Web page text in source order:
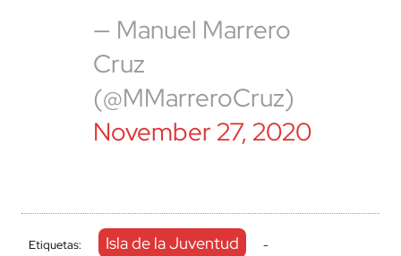
— Manuel Marrero
Cruz
(@MMarreroCruz)
November 27, 2020
Etiquetas: Isla de la Juventud -